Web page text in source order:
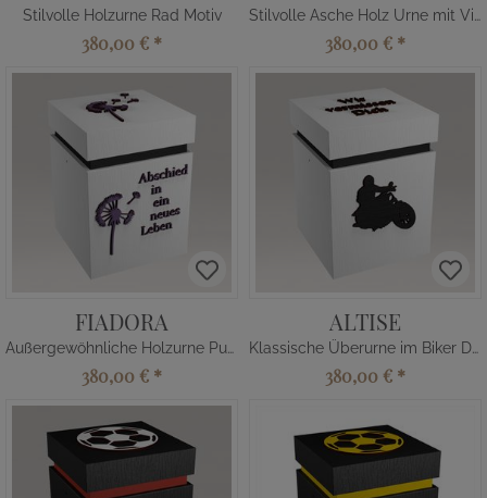
Stilvolle Holzurne Rad Motiv
380,00 € *
Stilvolle Asche Holz Urne mit Violine
380,00 € *
FIADORA
Außergewöhnliche Holzurne Pusteblume
380,00 € *
ALTISE
Klassische Überurne im Biker Design
380,00 € *